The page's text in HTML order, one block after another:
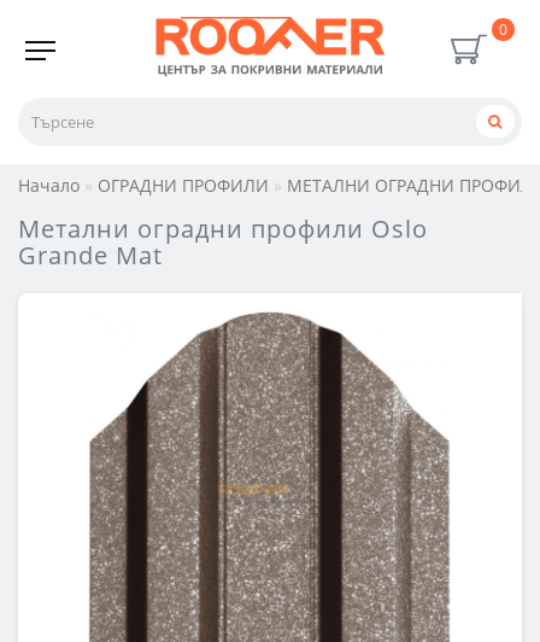
0
Начало ОГРАДНИ ПРОФИЛИ МЕТАЛНИ ОГРАДНИ
Метални оградни профили Oslo
Grande Mat